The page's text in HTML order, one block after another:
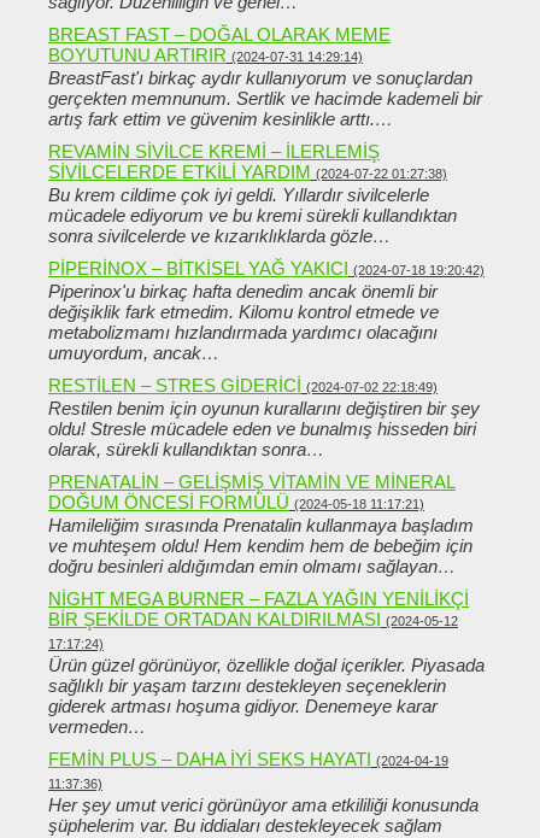
BREAST FAST – DOĞAL OLARAK MEME
BOYUTUNU ARTIRIR (2024-07-31 14:29:14)
BreastFast'ı birkaç aydır kullanıyorum ve sonuçlardan
gerçekten memnunum. Sertlik ve hacimde kademeli bir
artış fark ettim ve güvenim kesinlikle arttı.…
REVAMIN SIVILCE KREMI – ILERLEMIŞ
SIVILCELERDE ETKILI YARDIM (2024-07-22 01:27:38)
Bu krem ​​cildime çok iyi geldi. Yıllardır sivilcelerle
mücadele ediyorum ve bu kremi sürekli kullandıktan
sonra sivilcelerde ve kızarıklıklarda gözle…
PIPERINOX – BITKISEL YAĞ YAKICI
(2024-07-18 19:20:42)
Piperinox'u birkaç hafta denedim ancak önemli bir
değişiklik fark etmedim. Kilomu kontrol etmede ve
metabolizmamı hızlandırmada yardımcı olacağını
umuyordum, ancak…
RESTILEN – STRES GIDERICI
(2024-07-02 22:18:49)
Restilen benim için oyunun kurallarını değiştiren bir şey
oldu! Stresle mücadele eden ve bunalmış hisseden biri
olarak, sürekli kullandıktan sonra…
PRENATALIN – GELIŞMIŞ VITAMIN VE MINERAL
DOĞUM ÖNCESI FORMÜLÜ (2024-05-18 11:17:21)
Hamileliğim sırasında Prenatalin kullanmaya başladım
ve muhteşem oldu! Hem kendim hem de bebeğim için
doğru besinleri aldığımdan emin olmamı sağlayan…
NIGHT MEGA BURNER – FAZLA YAĞIN YENILIKÇI
BIR ŞEKILDE ORTADAN KALDIRILMASI
(2024-05-12
17:17:24)
Ürün güzel görünüyor, özellikle doğal içerikler. Piyasada
sağlıklı bir yaşam tarzını destekleyen seçeneklerin
giderek artması hoşuma gidiyor. Denemeye karar
vermeden…
FEMIN PLUS – DAHA IYI SEKS HAYATI
(2024-04-19
11:37:36)
Her şey umut verici görünüyor ama etkililiği konusunda
şüphelerim var. Bu iddiaları destekleyecek sağlam